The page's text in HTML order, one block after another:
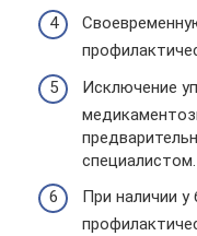
Исключение
специалистом.
При наличии у